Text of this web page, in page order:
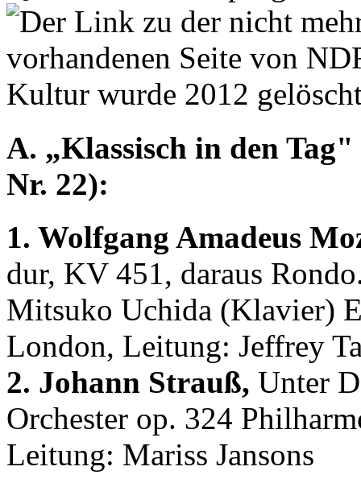
A. „Klassisch in den
Nr. 22):
1. Wolfgang Amadeus
dur, KV 451, daraus
Mitsuko Uchida (Klavier)
London, Leitung: Jeffrey
2. Johann Strauß, Unter
Orchester op. 324
Leitung: Mariss Jansons